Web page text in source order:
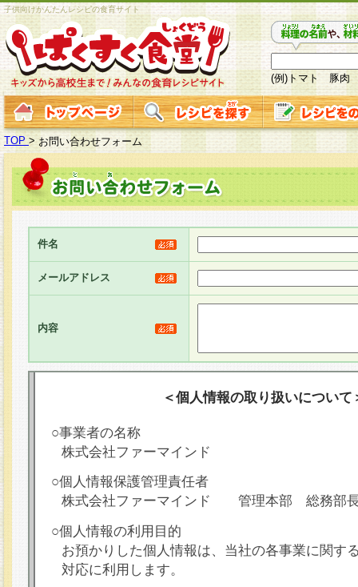
子供向けかんたんレシピの食育サイト
(例)トマト 豚肉
TOP > お問い合わせフォーム
件名
メールアドレス
内容
＜個人情報の取り扱いについて
○事業者の名称
株式会社ファーマインド
○個人情報保護管理責任者
株式会社ファーマインド 管理本部 総務部
○個人情報の利用目的
お預かりした個人情報は、当社の各事業に関す
対応に利用します。